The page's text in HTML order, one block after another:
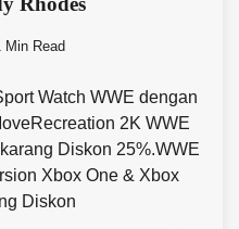
Min Read
Watch WWE dengan
2K WWE
Diskon 25%.WWE
Xbox One & Xbox
Diskon